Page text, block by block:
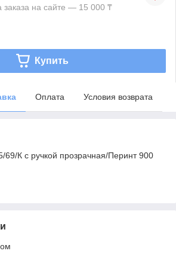
на сайте — 15 000 ₸
Купить
Оплата Условия возврата
69/К с ручкой прозрачная/Перинт 900